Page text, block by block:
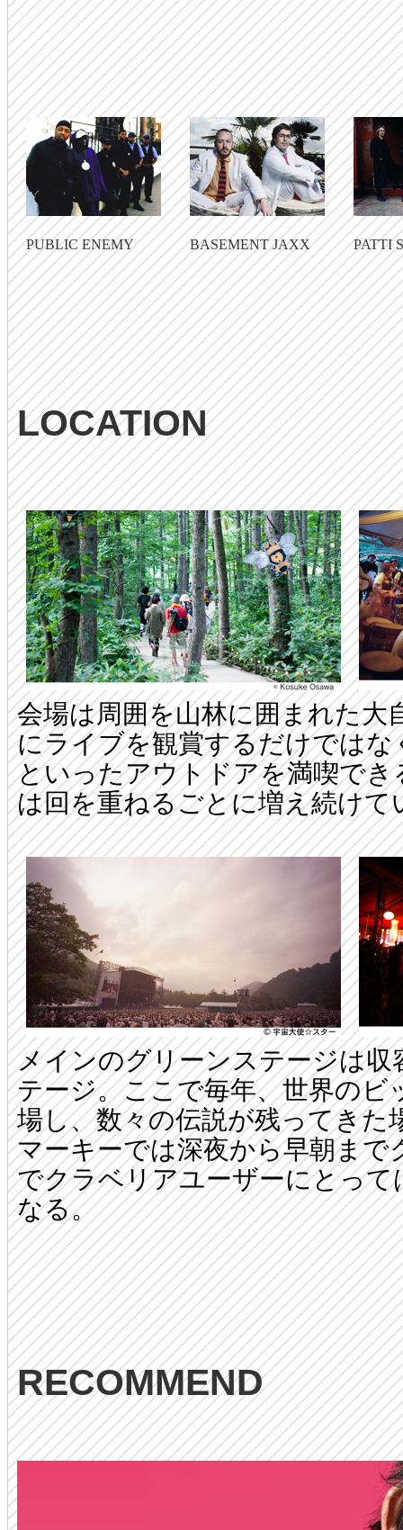
PUBLIC ENEMY BASEMENT JAXX PATTI
LOCATION
会場は周囲を山林に囲まれた大
にライブを観賞するだけでは
といったアウトドアを満喫でき
は回を重ねるごとに増え続けて
メインのグリーンステージは収
テージ。ここで毎年、世界のビ
場し、数々の伝説が残ってきた
マーキーでは深夜から早朝まで
でクラベリアユーザーにとっ
なる。
RECOMMEND